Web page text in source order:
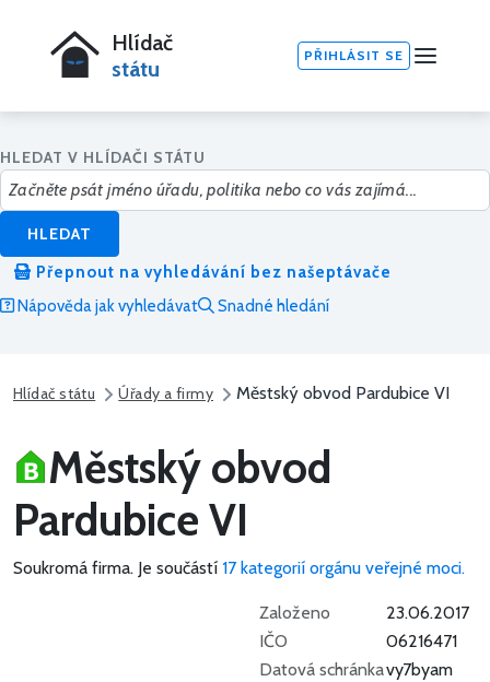
Hlídač
státu
PŘIHLÁSIT SE
HLEDAT V HLÍDAČI STÁTU
HLEDAT
Přepnout na vyhledávání bez našeptávače
Nápověda jak vyhledávat
Snadné hledání
Hlídač státu Úřady a firmy Městský obvod Pardubice VI
Městský obvod
Pardubice VI
Soukromá firma. Je součástí 17 kategorií orgánu veřejné moci.
Založeno
23.06.2017
IČO
06216471
Datová schránkavy7byam